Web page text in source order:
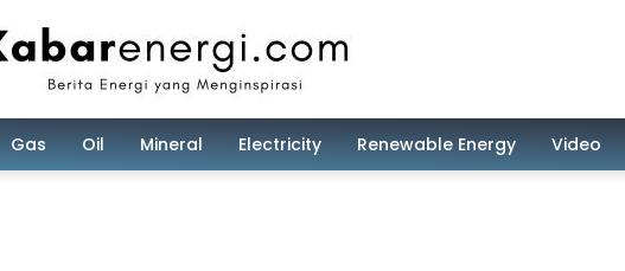
Gas Oil Mineral Electricity Renewable Energy Video